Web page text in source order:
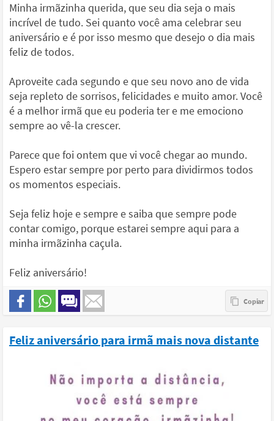
Minha irmãzinha querida, que seu dia seja o mais
incrível de tudo. Sei quanto você ama celebrar seu
aniversário e é por isso mesmo que desejo o dia mais
feliz de todos.
Aproveite cada segundo e que seu novo ano de vida
seja repleto de sorrisos, felicidades e muito amor. Você
é a melhor irmã que eu poderia ter e me emociono
sempre ao vê-la crescer.
Parece que foi ontem que vi você chegar ao mundo.
Espero estar sempre por perto para dividirmos todos
os momentos especiais.
Seja feliz hoje e sempre e saiba que sempre pode
contar comigo, porque estarei sempre aqui para a
minha irmãzinha caçula.
Feliz aniversário!
Feliz aniversário para irmã mais nova distante